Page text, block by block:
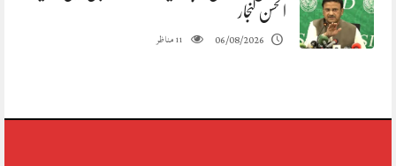
الحسن لنجار
06/08/2026
11مناظر